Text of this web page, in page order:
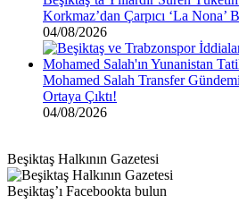
Korkmaz’dan Çarpıcı ‘La Nona’
04/08/2026
Mohamed Salah Transfer
Ortaya Çıktı!
04/08/2026
Beşiktaş Halkının Gazetesi
Beşiktaş’ı Facebookta bulun